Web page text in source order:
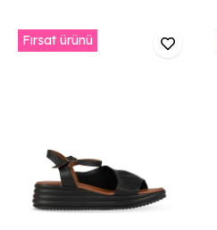
Fırsat ürünü